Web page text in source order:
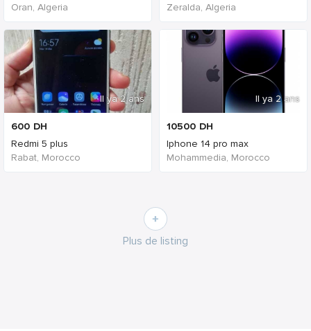
Oran, Algeria
Il ya 2 ans
600 DH
Redmi 5 plus
Rabat, Morocco
Zeralda, Algeria
Il ya 2 ans
10500 DH
Iphone 14 pro max
Mohammedia, Morocco
Plus de listing